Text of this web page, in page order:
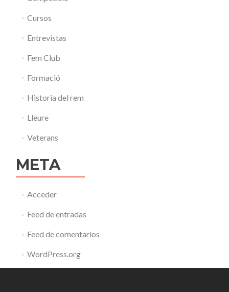
Cursos
Entrevistas
Fem Club
Formació
Historia del rem
Lleure
Veterans
META
Acceder
Feed de entradas
Feed de comentarios
WordPress.org